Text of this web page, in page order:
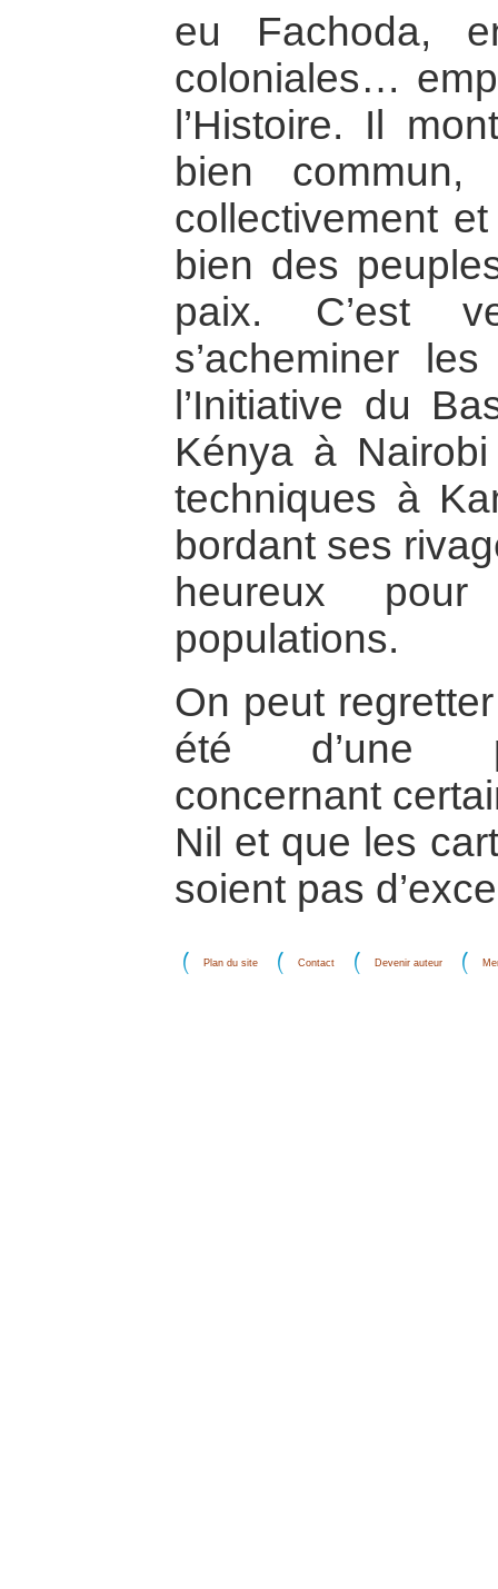
eu Fachoda,
coloniales…
l’Histoire. Il
bien
collectivement
bien des
paix. C’est
s’acheminer
l’Initiative du
Kénya à
techniques à
bordant ses
heureux
populations.
On peut
été d’une
concernant
Nil et que les
soient pas
Plan du site Contact Devenir auteur